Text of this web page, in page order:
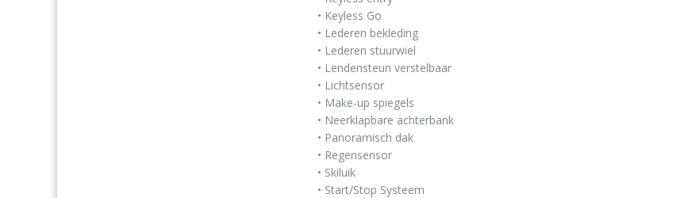
• Keyless Go
• Lederen bekleding
• Lederen stuurwiel
• Lendensteun verstelbaar
• Lichtsensor
• Make-up spiegels
• Neerklapbare achterbank
• Panoramisch dak
• Regensensor
• Skiluik
• Start/Stop Systeem